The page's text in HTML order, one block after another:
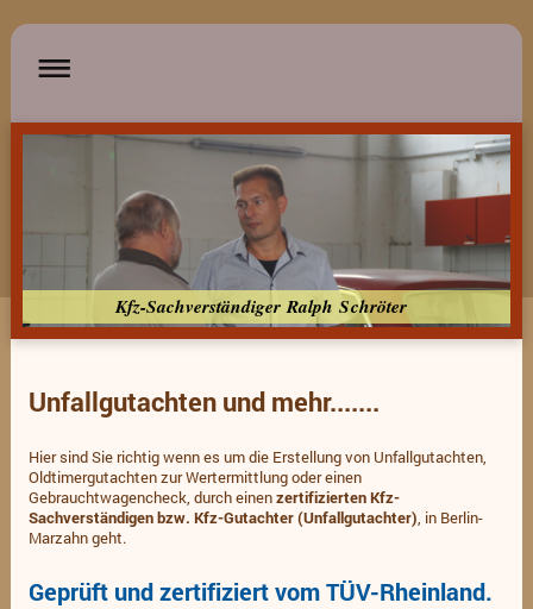
Kfz-Sachverständiger Ralph Schröter
Unfallgutachten und mehr.......
Hier sind Sie richtig wenn es um die Erstellung von Unfallgutachten,
Oldtimergutachten zur Wertermittlung oder einen
Gebrauchtwagencheck, durch einenzertifizierten Kfz-
Sachverständigen bzw. Kfz-Gutachter (Unfallgutachter) , in Berlin-
Marzahn geht.
Geprüft und zertifiziert vom TÜV-Rheinland.